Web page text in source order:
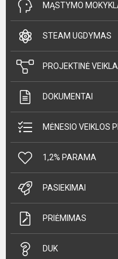
MĄSTYMO
STEAM UGDYMAS
PROJEKTINĖ VEIKLA
DOKUMENTAI
MĖNESIO VEIKLOS
1,2% PARAMA
PASIEKIMAI
PRIĖMIMAS
DUK